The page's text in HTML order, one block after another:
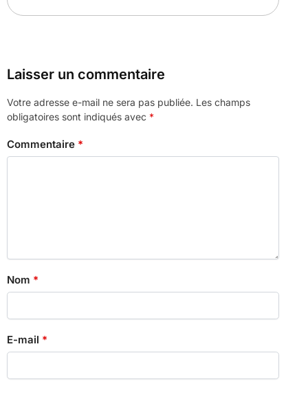
Laisser un commentaire
Votre adresse e-mail ne sera pas publiée. Les champs
obligatoires sont indiqués avec *
Commentaire *
Nom *
E-mail *